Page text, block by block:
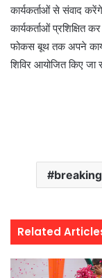
कार्यकर्ताओं से संवाद
कार्यकर्ताओं प्रशिक्षित
फोकस बूथ तक अपने
शिविर आयोजित किए जा
Related